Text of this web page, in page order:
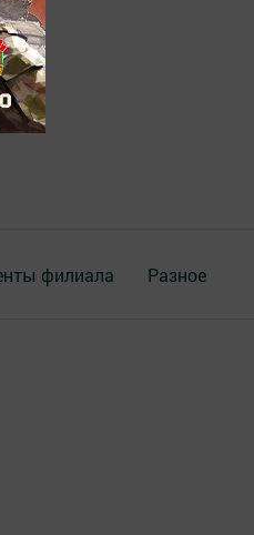
филиала Разное